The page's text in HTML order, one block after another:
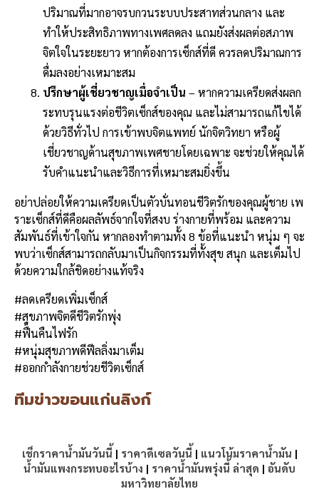
ปริมาณที่มากอาจรบกวนระบบประสาทส่วนกลาง และ
ทำให้ประสิทธิภาพทางเพศลดลง แถมยังส่งผลต่อสภาพ
จิตใจในระยะยาว หากต้องการเซ็กส์ที่ดี ควรลดปริมาณการ
ดื่มลงอย่างเหมาะสม
ปรึกษาผู้เชี่ยวชาญเมื่อจำเป็น – หากความเครียดส่งผลก
ระทบรุนแรงต่อชีวิตเซ็กส์ของคุณ และไม่สามารถแก้ไขได้
ด้วยวิธีทั่วไป การเข้าพบจิตแพทย์ นักจิตวิทยา หรือผู้
เชี่ยวชาญด้านสุขภาพเพศชายโดยเฉพาะ จะช่วยให้คุณได้
รับคำแนะนำและวิธีการที่เหมาะสมยิ่งขึ้น
อย่าปล่อยให้ความเครียดเป็นตัวบั่นทอนชีวิตรักของคุณผู้ชาย เพ
ราะเซ็กส์ที่ดีคือผลลัพธ์จากใจที่สงบ ร่างกายที่พร้อม และความ
สัมพันธ์ที่เข้าใจกัน หากลองทำตามทั้ง 8 ข้อที่แนะนำ หนุ่ม ๆ จะ
พบว่าเซ็กส์สามารถกลับมาเป็นกิจกรรมที่ทั้งสุข สนุก และเต็มไป
ด้วยความใกล้ชิดอย่างแท้จริง
#ลดเครียดเพิ่มเซ็กส์
#สุขภาพจิตดีชีวิตรักพุ่ง
#ฟื้นคืนไฟรัก
#หนุ่มสุขภาพดีฟีลลิ่งมาเต็ม
#ออกกำลังกายช่วยชีวิตเซ็กส์
ทีมข่าวขอนแก่นลิงก์
เช็กราคาน้ำมันวันนี้ | ราคาดีเซลวันนี้ | แนวโน้มราคาน้ำมัน |
น้ำมันแพงกระทบอะไรบ้าง | ราคาน้ำมันพรุ่งนี้ ล่าสุด | อันดับ
มหาวิทยาลัยไทย